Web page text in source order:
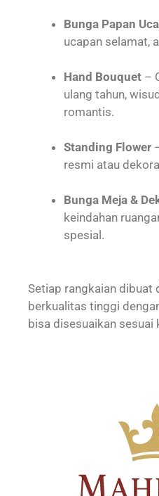
Bunga Papan
ucapan selamat,
Hand Bouquet –
ulang tahun,
romantis.
Standing Flower
resmi atau
Bunga Meja &
keindahan
spesial.
Setiap rangkaian dibuat
berkualitas tinggi
bisa disesuaikan sesuai